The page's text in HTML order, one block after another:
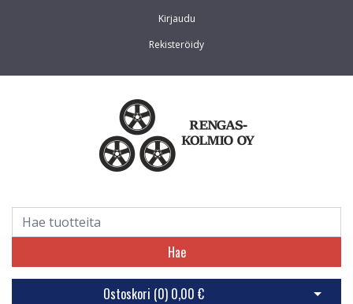
Kirjaudu
Rekisteröidy
Hae
Ostoskori (0) 0,00 € Avaa